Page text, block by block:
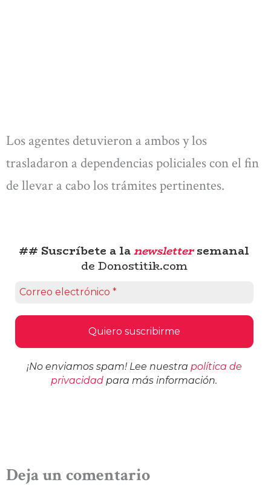
Los agentes detuvieron a ambos y los
trasladaron a dependencias policiales con el fin
de llevar a cabo los trámites pertinentes.
## Suscríbete a lanewslettersemanal
de Donostitik.com
¡No enviamos spam! Lee nuestra política de
privacidad para más información.
Deja un comentario